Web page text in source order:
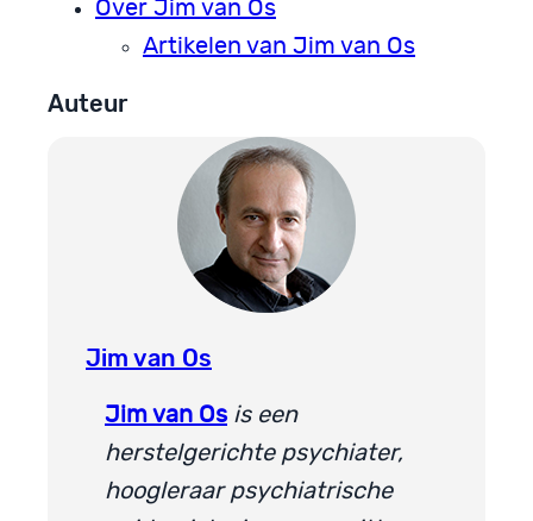
Over Jim van Os
Artikelen van Jim van Os
Auteur
Jim van Os
Jim van Os is een
herstelgerichte psychiater,
hoogleraar psychiatrische